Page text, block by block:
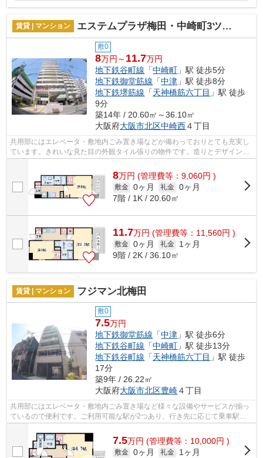
賃貸 | マンション エステムプラザ梅田・中崎町3ツインマークス サウスレジデンス
敷0
8万円～ 11.7万円
地下鉄谷町線 「中崎町 」駅 徒歩5分
地下鉄御堂筋線 「中津 」駅 徒歩8分
地下鉄堺筋線 「天神橋筋六丁目 」駅 徒歩
9分
築14年 / 20.60㎡～36.10㎡
大阪府大阪市北区中崎西４丁目
共用部にはエレベータ・敷地内ごみ置き場などが備わっておりとても充実し
ています。きれいな見た目の外観タイル張りの物件です。造りとデザインに
関して、自信をもって情報を提供でき...
8万円 (管理費等：9,060円 )
敷金 0ヶ月 礼金 0ヶ月
7階 / 1K / 20.60㎡
11.7万円 (管理費等：11,560円 )
敷金 0ヶ月 礼金
1ヶ月
9階 / 2K / 36.10㎡
賃貸 | マンション フジマン北梅田
敷0
7.5万円
地下鉄御堂筋線 「中津 」駅 徒歩6分
地下鉄谷町線 「中崎町 」駅 徒歩13分
地下鉄谷町線 「天神橋筋六丁目 」駅 徒歩
17分
築9年 / 26.22㎡
大阪府大阪市北区豊崎４丁目
共用部にはエレベータ・敷地内ごみ置き場など様々な設備やサービスが揃っ
ているので便利です。ご利用可能な駅が2つあり、行き先に応じて乗車駅の
7.5万円 (管理費等：10,000円 )
敷金 0ヶ月 礼金
1ヶ月